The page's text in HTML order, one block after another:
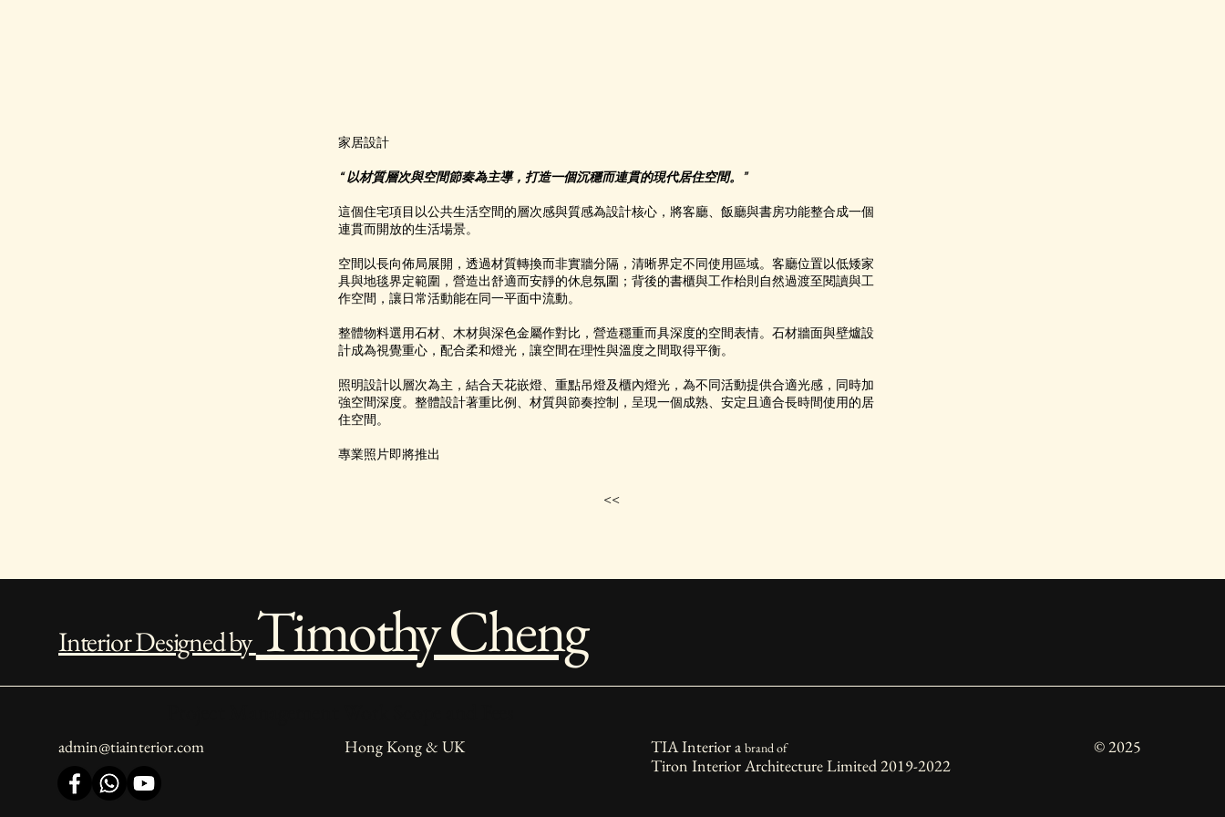
家居設計
“ 以材質層次與空間節奏為主導，打造一個沉穩而連貫的現代居住空間。”
這個住宅項目以公共生活空間的層次感與質感為設計核心，將客廳、飯廳與書房功能整合成一個
連貫而開放的生活場景。
空間以長向佈局展開，透過材質轉換而非實牆分隔，清晰界定不同使用區域。客廳位置以低矮家
具與地毯界定範圍，營造出舒適而安靜的休息氛圍；背後的書櫃與工作枱則自然過渡至閱讀與工
作空間，讓日常活動能在同一平面中流動。
整體物料選用石材、木材與深色金屬作對比，營造穩重而具深度的空間表情。石材牆面與壁爐設
計成為視覺重心，配合柔和燈光，讓空間在理性與溫度之間取得平衡。
照明設計以層次為主，結合天花嵌燈、重點吊燈及櫃內燈光，為不同活動提供合適光感，同時加
強空間深度。整體設計著重比例、材質與節奏控制，呈現一個成熟、安定且適合長時間使用的居
住空間。
專業照片即將推出
<<
Interior Designed byTimothy Cheng
admin@tiainterior.com Hong Kong & UK TIA Interior abrand of
© 2025
Tiron Interior Architecture Limited 2019-2022